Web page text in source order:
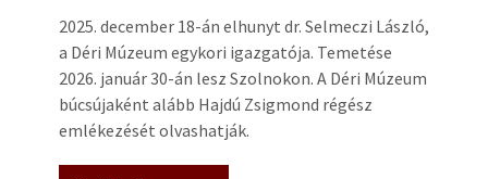
2025. december 18-án elhunyt dr. Selmeczi László,
a Déri Múzeum egykori igazgatója. Temetése
2026. január 30-án lesz Szolnokon. A Déri Múzeum
búcsújaként alább Hajdú Zsigmond régész
emlékezését olvashatják.